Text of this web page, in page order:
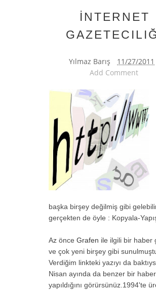
İNTERNET
Yılmaz Barış
11/27/2011
Add Comment
başka birşey değilmiş gibi
gerçekten de öyle : Kopyala-
Az önce Grafen ile ilgili bir haber
ve çok yeni birşey gibi
Verdiğim linkteki yazıyı da
Nisan ayında da benzer bir haber
yapıldığını görürsünüz.1994'te